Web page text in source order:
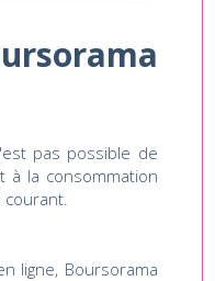
pas possible de
à la consommation
courant.
ligne, Boursorama